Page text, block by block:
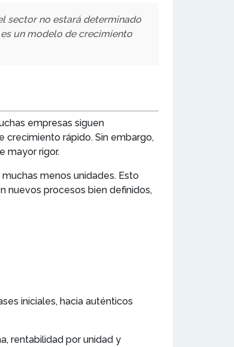
sector no estará determinado
un modelo de crecimiento
empresas siguen
crecimiento rápido. Sin embargo,
mayor rigor.
menos unidades. Esto
nuevos procesos bien definidos,
iniciales, hacia auténticos
rentabilidad por unidad y